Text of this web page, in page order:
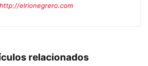
http://elrionegrero.com
relacionados